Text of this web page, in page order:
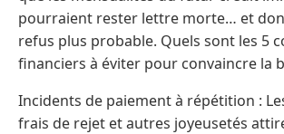
pourraient rester lettre morte… et
refus plus probable. Quels sont les 5
financiers à éviter pour convaincre la
Incidents de paiement à répétition :
frais de rejet et autres joyeusetés